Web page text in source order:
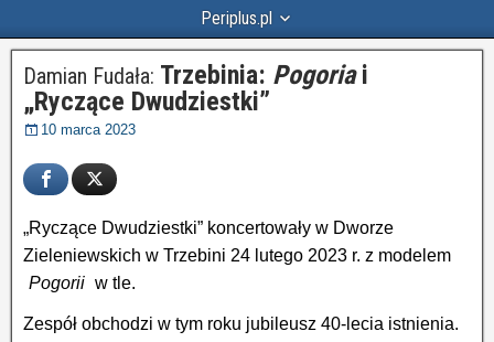
Periplus.pl
Damian Fudała: Trzebinia: Pogoriai
„Ryczące Dwudziestki”
10 marca 2023
„Ryczące Dwudziestki” koncertowały w Dworze
Zieleniewskich w Trzebini 24 lutego 2023 r. z modelem
Pogorii w tle.
Zespół obchodzi w tym roku jubileusz 40-lecia istnienia.